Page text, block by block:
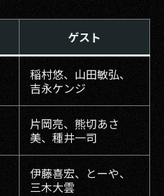
ゲスト
稲村悠、山田敏弘、
吉永ケンジ
片岡亮、熊切あさ
美、種井一司
伊藤喜宏、とーや、
三木大雲